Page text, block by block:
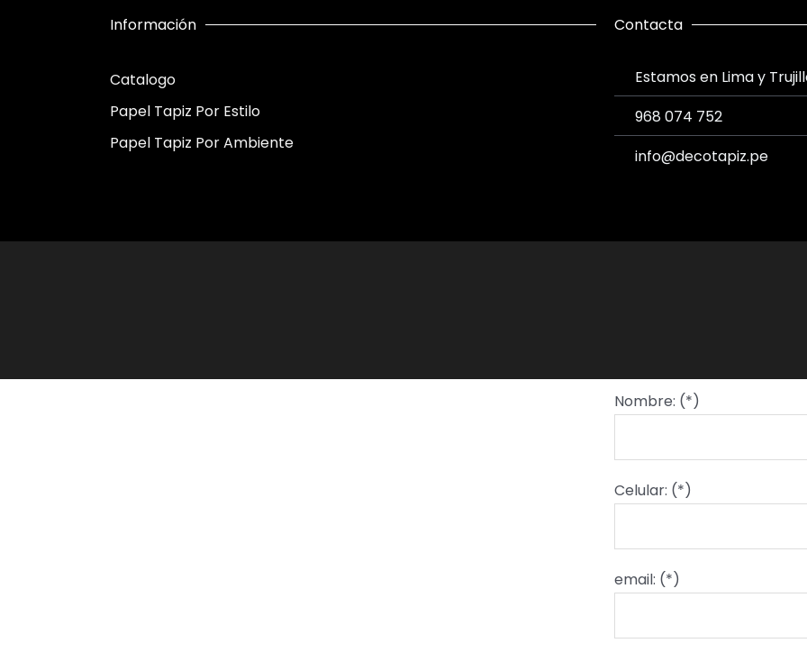
Información
Catalogo
Papel Tapiz Por Estilo
Papel Tapiz Por Ambiente
Contacta
Estamos en Lima y
968 074 752
info@decotapiz.pe
Nombre: (*)
Celular: (*)
email: (*)